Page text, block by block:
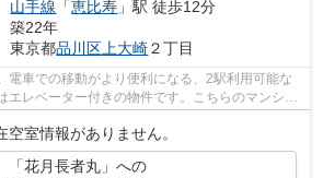
山手線 「恵比寿 」駅 徒歩12分
築22年
東京都品川区上大崎２丁目
電車での移動がより便利になる、2駅利用可能な
エレベーター付きの物件です。こちらのマンショ
空室情報がありません。
「花月長者丸」への